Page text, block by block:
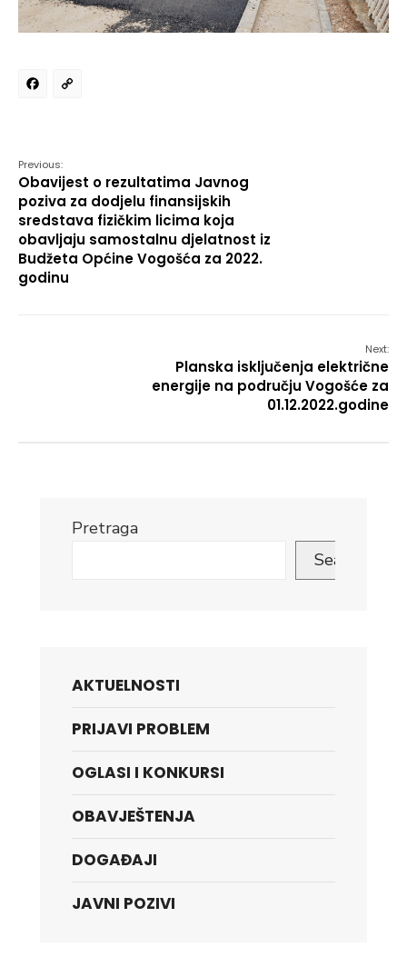
Facebook
Previous:
Obavijest o rezultatima Javnog
poziva za dodjelu finansijskih
sredstava fizičkim licima koja
obavljaju samostalnu djelatnost iz
Budžeta Općine Vogošća za 2022.
godinu
Next:
Planska isključenja električne
energije na području Vogošće za
01.12.2022.godine
Pretraga
Search
AKTUELNOSTI
PRIJAVI PROBLEM
OGLASI I KONKURSI
OBAVJEŠTENJA
DOGAĐAJI
JAVNI POZIVI